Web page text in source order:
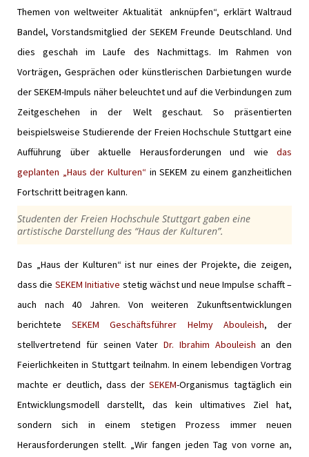
Themen von weltweiter Aktualität anknüpfen“, erklärt Waltraud
Bandel, Vorstandsmitglied der SEKEM Freunde Deutschland. Und
dies geschah im Laufe des Nachmittags. Im Rahmen von
Vorträgen, Gesprächen oder künstlerischen Darbietungen wurde
der SEKEM-Impuls näher beleuchtet und auf die Verbindungen zum
Zeitgeschehen in der Welt geschaut. So präsentierten
beispielsweise Studierende der Freien Hochschule Stuttgart eine
Aufführung über aktuelle Herausforderungen und wie das
geplanten „Haus der Kulturen“in SEKEM zu einem ganzheitlichen
Fortschritt beitragen kann.
Studenten der Freien Hochschule Stuttgart gaben eine
artistische Darstellung des “Haus der Kulturen”.
Das „Haus der Kulturen“ ist nur eines der Projekte, die zeigen,
dass die SEKEM Initiative stetig wächst und neue Impulse schafft –
auch nach 40 Jahren. Von weiteren Zukunftsentwicklungen
berichteteSEKEM Geschäftsführer Helmy Abouleish, der
stellvertretend für seinen Vater Dr. Ibrahim Abouleish an den
Feierlichkeiten in Stuttgart teilnahm. In einem lebendigen Vortrag
machte er deutlich, dass derSEKEM-Organismus tagtäglich ein
Entwicklungsmodell darstellt, das kein ultimatives Ziel hat,
sondern sich in einem stetigen Prozess immer neuen
Herausforderungen stellt. „Wir fangen jeden Tag von vorne an,